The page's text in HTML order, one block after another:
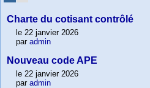
Charte du cotisant contrôlé
le 22 janvier 2026
par admin
Nouveau code APE
le 22 janvier 2026
par admin